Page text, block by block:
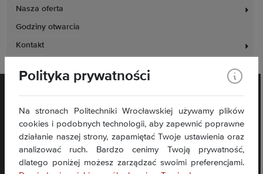
Nasza oferta
Godziny otwarcia
Kontakt
Plac Grunwaldzki 11
50-377 Wrocław
Polityka prywatności
Na stronach Politechniki Wrocławskiej używamy plików
cookies i podobnych technologii, aby zapewnić poprawne
działanie naszej strony, zapamiętać Twoje ustawienia oraz
analizować ruch. Bardzo cenimy Twoją prywatność,
dlatego poniżej możesz zarządzać swoimi preferencjami.